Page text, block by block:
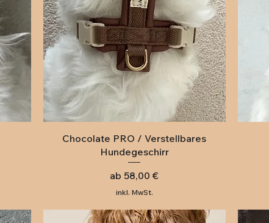
Schnellansicht
Chocolate PRO / Verstellbares
Hundegeschirr
ab 58,00 €
Sale-Preis
inkl. MwSt.